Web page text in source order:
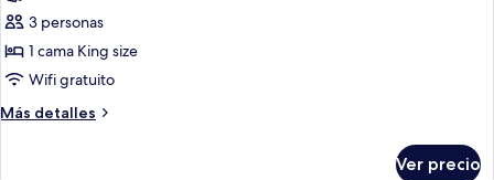
Front)
Habitación
básica,
1
King
3 personas
1 cama King size
Wifi gratuito
Más detalles
Más
Ver precio